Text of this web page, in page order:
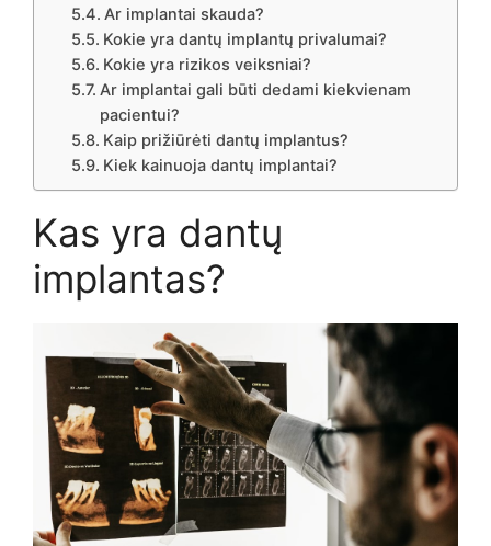
Ar implantai skauda?
Kokie yra dantų implantų privalumai?
Kokie yra rizikos veiksniai?
Ar implantai gali būti dedami kiekvienam
pacientui?
Kaip prižiūrėti dantų implantus?
Kiek kainuoja dantų implantai?
Kas yra dantų
implantas?